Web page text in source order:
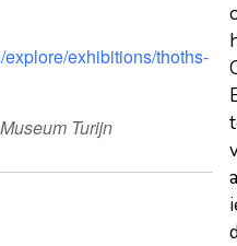
exhibitions/thoths-
Turijn